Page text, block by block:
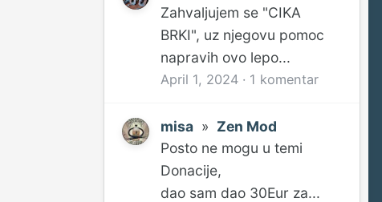
Zahvaljujem se "CIKA
BRKI", uz njegovu pomoc
napravih ovo lepo...
April 1, 2024 · 1 komentar
misa » Zen Mod
Posto ne mogu u temi
Donacije,
dao sam dao 30Eur za...